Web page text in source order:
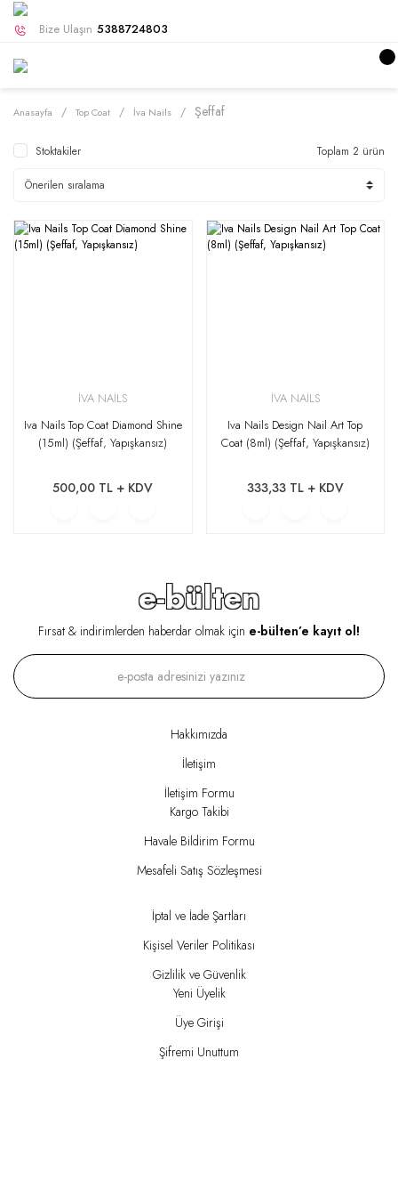
Bize Ulaşın 5388724803
Anasayfa Top Coat İva Nails Şeffaf
Stoktakiler Toplam 2 ürün
İVA NAİLS
Iva Nails Top Coat Diamond Shine
(15ml) (Şeffaf, Yapışkansız)
500,00 TL + KDV
İVA NAİLS
Iva Nails Design Nail Art Top
Coat (8ml) (Şeffaf, Yapışkansız)
333,33 TL + KDV
e-bülten
Fırsat & indirimlerden haberdar olmak için e-bülten’e kayıt ol!
Hakkımızda
İletişim
İletişim Formu
Kargo Takibi
Havale Bildirim Formu
Mesafeli Satış Sözleşmesi
İptal ve İade Şartları
Kişisel Veriler Politikası
Gizlilik ve Güvenlik
Yeni Üyelik
Üye Girişi
Şifremi Unuttum